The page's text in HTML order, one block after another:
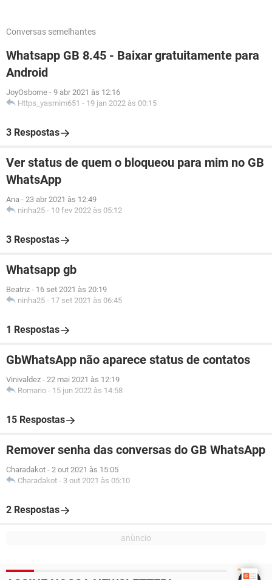
Conversas semelhantes
Whatsapp GB 8.45 - Baixar gratuitamente para
Android
JoyOsborne - 9 abr 2021 às 12:16
Https_yasmim651 - 19 jan 2022 às 00:15
3 Respostas
Ver status de quem o bloqueou para mim no GB
WhatsApp
Ana - 23 abr 2021 às 12:49
ninha25 - 10 fev 2022 às 05:12
3 Respostas
Whatsapp gb
Beatriz - 16 set 2021 às 20:19
ninha25 - 17 set 2021 às 06:45
1 Respostas
GbWhatsApp não aparece status de contatos
Vinivaldez - 22 mai 2021 às 12:19
Romario - 15 jun 2022 às 14:58
15 Respostas
Remover senha das conversas do GB WhatsApp
Charadakot - 2 out 2021 às 15:05
Charadakot - 3 out 2021 às 05:10
2 Respostas